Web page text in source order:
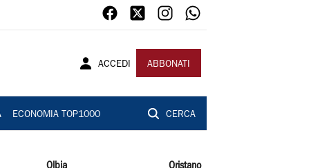
ACCEDI ABBONATI
ECONOMIA TOP1000 CERCA
Olbia Oristano